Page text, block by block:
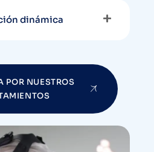
dinámica
POR NUESTROS